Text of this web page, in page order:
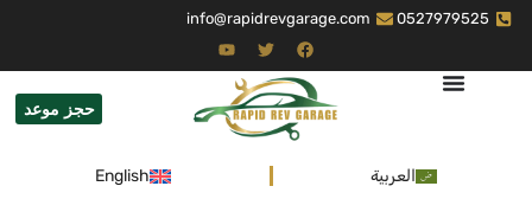
0527979525
info@rapidrevgarage.com
حجز موعد
العربية English